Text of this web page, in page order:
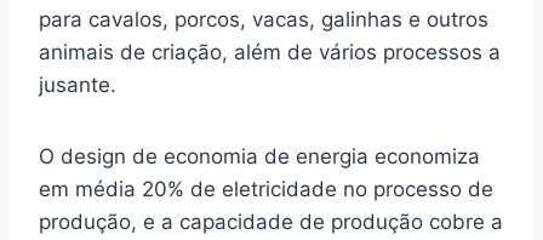
para cavalos, porcos, vacas, galinhas e outros
animais de criação, além de vários processos a
jusante.
O design de economia de energia economiza
em média 20% de eletricidade no processo de
produção, e a capacidade de produção cobre a